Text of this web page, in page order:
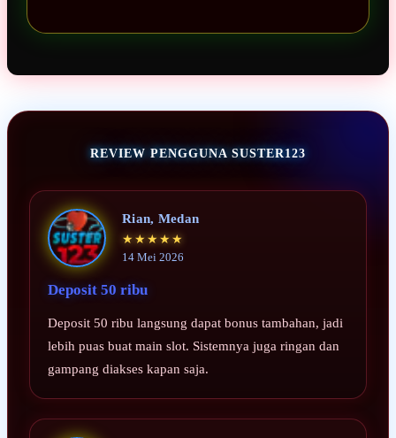
REVIEW PENGGUNA SUSTER123
Rian, Medan
★★★★★
14 Mei 2026
Deposit 50 ribu
Deposit 50 ribu langsung dapat bonus tambahan, jadi
lebih puas buat main slot. Sistemnya juga ringan dan
gampang diakses kapan saja.